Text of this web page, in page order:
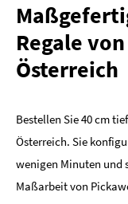
Regale
Österreich
Bestellen Sie 40 cm
Österreich. Sie
wenigen Minuten und
Maßarbeit von